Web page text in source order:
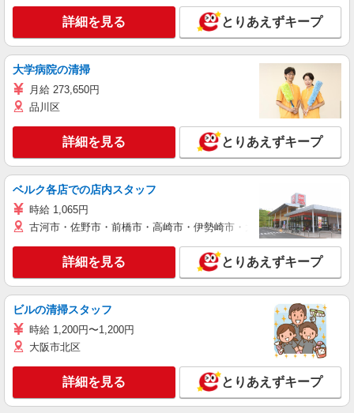
詳細を見る とりあえずキープ
大学病院の清掃
月給 273,650円
品川区
詳細を見る とりあえずキープ
ベルク各店での店内スタッフ
時給 1,065円
古河市・佐野市・前橋市・高崎市・伊勢崎市・太田市・館林市・藤
詳細を見る とりあえずキープ
ビルの清掃スタッフ
時給 1,200円〜1,200円
大阪市北区
詳細を見る とりあえずキープ